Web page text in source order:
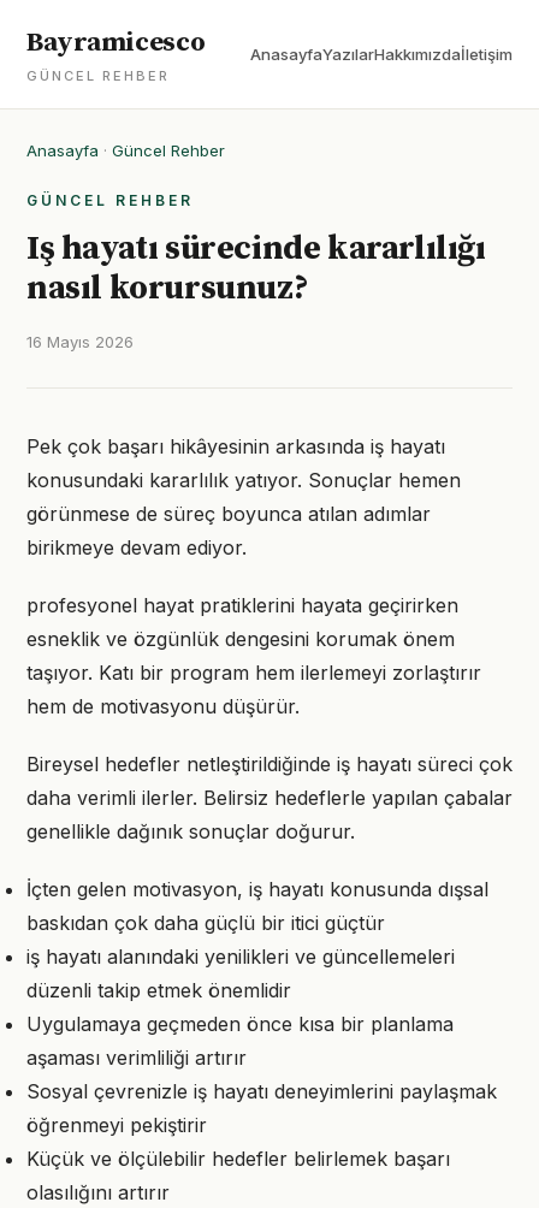
Bayramicesco
GÜNCEL REHBER
AnasayfaYazılarHakkımızdaİletişim
Anasayfa · Güncel Rehber
GÜNCEL REHBER
Iş hayatı sürecinde kararlılığı
nasıl korursunuz?
16 Mayıs 2026
Pek çok başarı hikâyesinin arkasında iş hayatı
konusundaki kararlılık yatıyor. Sonuçlar hemen
görünmese de süreç boyunca atılan adımlar
birikmeye devam ediyor.
profesyonel hayat pratiklerini hayata geçirirken
esneklik ve özgünlük dengesini korumak önem
taşıyor. Katı bir program hem ilerlemeyi zorlaştırır
hem de motivasyonu düşürür.
Bireysel hedefler netleştirildiğinde iş hayatı süreci çok
daha verimli ilerler. Belirsiz hedeflerle yapılan çabalar
genellikle dağınık sonuçlar doğurur.
İçten gelen motivasyon, iş hayatı konusunda dışsal
baskıdan çok daha güçlü bir itici güçtür
iş hayatı alanındaki yenilikleri ve güncellemeleri
düzenli takip etmek önemlidir
Uygulamaya geçmeden önce kısa bir planlama
aşaması verimliliği artırır
Sosyal çevrenizle iş hayatı deneyimlerini paylaşmak
öğrenmeyi pekiştirir
Küçük ve ölçülebilir hedefler belirlemek başarı
olasılığını artırır